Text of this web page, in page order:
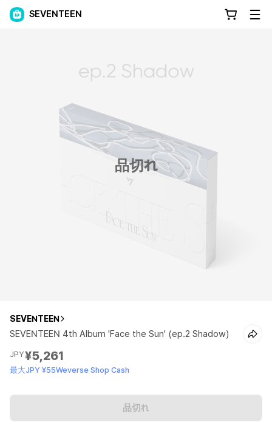
SEVENTEEN
品切れ
SEVENTEEN
SEVENTEEN 4th Album 'Face the Sun' (ep.2 Shadow)
JPY¥5,261
最大JPY ¥55Weverse Shop Cash
品切れ